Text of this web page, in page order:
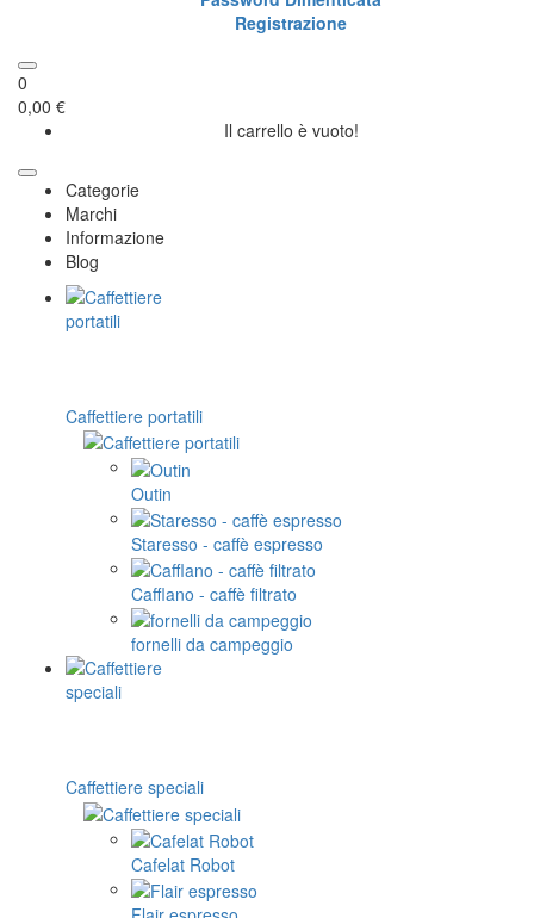
Registrazione
0
0,00 €
Il carrello è vuoto!
Categorie
Marchi
Informazione
Blog
Caffettiere portatili
Outin
Staresso - caffè espresso
Cafflano - caffè filtrato
fornelli da campeggio
Caffettiere speciali
Cafelat Robot